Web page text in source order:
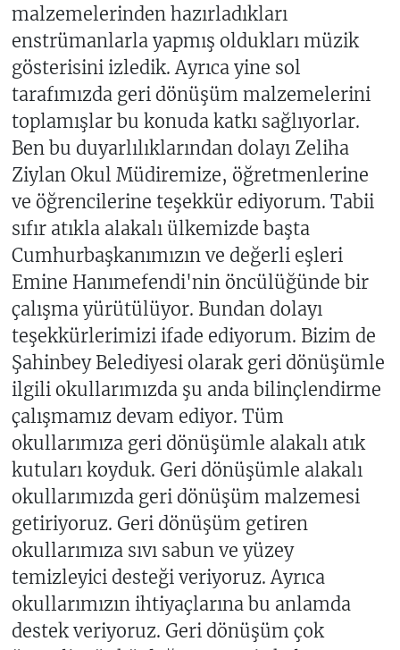
malzemelerinden hazırladıkları
enstrümanlarla yapmış oldukları müzik
gösterisini izledik. Ayrıca yine sol
tarafımızda geri dönüşüm malzemelerini
toplamışlar bu konuda katkı sağlıyorlar.
Ben bu duyarlılıklarından dolayı Zeliha
Ziylan Okul Müdiremize, öğretmenlerine
ve öğrencilerine teşekkür ediyorum. Tabii
sıfır atıkla alakalı ülkemizde başta
Cumhurbaşkanımızın ve değerli eşleri
Emine Hanımefendi'nin öncülüğünde bir
çalışma yürütülüyor. Bundan dolayı
teşekkürlerimizi ifade ediyorum. Bizim de
Şahinbey Belediyesi olarak geri dönüşümle
ilgili okullarımızda şu anda bilinçlendirme
çalışmamız devam ediyor. Tüm
okullarımıza geri dönüşümle alakalı atık
kutuları koyduk. Geri dönüşümle alakalı
okullarımızda geri dönüşüm malzemesi
getiriyoruz. Geri dönüşüm getiren
okullarımıza sıvı sabun ve yüzey
temizleyici desteği veriyoruz. Ayrıca
okullarımızın ihtiyaçlarına bu anlamda
destek veriyoruz. Geri dönüşüm çok